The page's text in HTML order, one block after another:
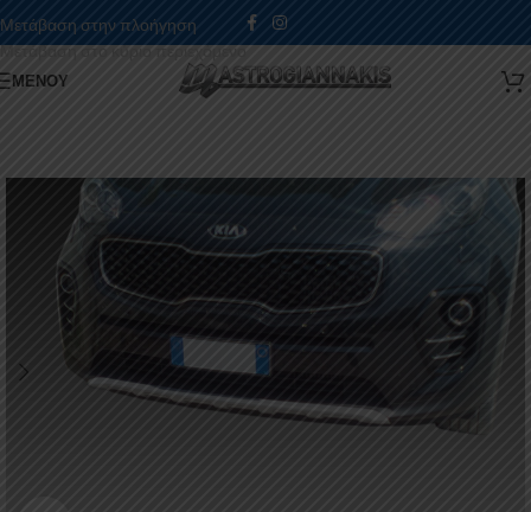
Μετάβαση στην πλοήγηση
Μετάβαση στο κύριο περιεχόμενο
ΜΕΝΟΎ